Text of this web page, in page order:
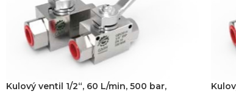
Kulový ventil 1/2“, 60 L/min, 500 bar,